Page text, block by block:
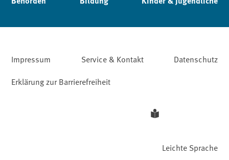
Impressum Service & Kontakt
Datenschutz
Erklärung zur Barrierefreiheit
Leichte Sprache